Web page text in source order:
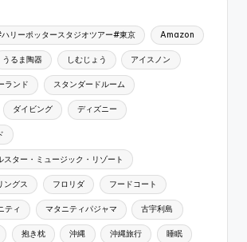
リーポッタースタジオツアー#東京 Amazon
うるま陶器 しむじょう アイスノン
ランド スタンダードルーム
ダイビング ディズニー
スター・ミュージック・リゾート
ングス フロリダ フードコート
ティ マタニティパジャマ 古宇利島
抱き枕 沖縄 沖縄旅行 睡眠